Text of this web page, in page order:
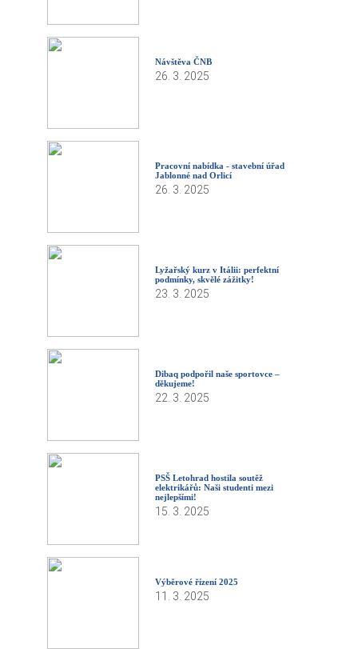
Návštěva ČNB
26. 3. 2025
Pracovní nabídka - stavební úřad
Jablonné nad Orlicí
26. 3. 2025
Lyžařský kurz v Itálii: perfektní
podmínky, skvělé zážitky!
23. 3. 2025
Dibaq podpořil naše sportovce –
děkujeme!
22. 3. 2025
PSŠ Letohrad hostila soutěž
elektrikářů: Naši studenti mezi
nejlepšími!
15. 3. 2025
Výběrové řízení 2025
11. 3. 2025